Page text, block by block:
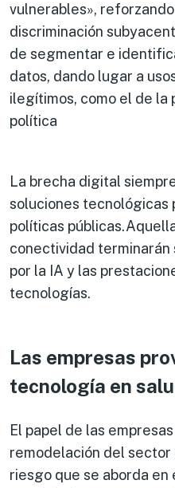
vulnerables»,
discriminación
de segmentar e
datos, dando lugar a
ilegítimos, como el de la
política
La brecha digital
soluciones tecnológicas
políticas
conectividad terminarán
por la IA y las
tecnologías.
Las empresas
tecnología en
El papel de las
remodelación del sector
riesgo que se aborda en